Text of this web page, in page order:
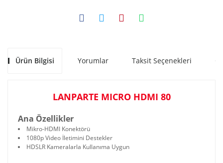
Ürün Bilgisi Yorumlar Taksit Seçenekleri
LANPARTE MICRO HDMI 80
Ana Özellikler
Mikro-HDMI Konektörü
1080p Video İletimini Destekler
HDSLR Kameralarla Kullanıma Uygun